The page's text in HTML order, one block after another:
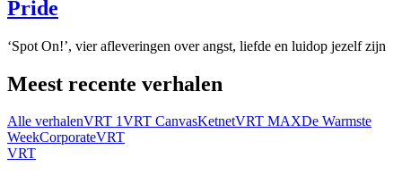
Pride
‘Spot On!’, vier afleveringen over angst, liefde en luidop jezelf zijn
Meest recente verhalen
Alle verhalenVRT 1VRT CanvasKetnetVRT MAXDe Warmste
WeekCorporateVRT
VRT